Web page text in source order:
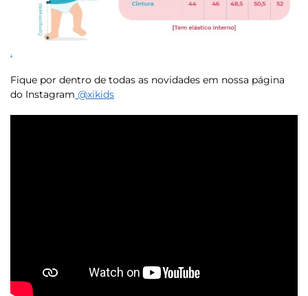
.
Fique por dentro de todas as novidades em nossa página
do Instagram @xikids